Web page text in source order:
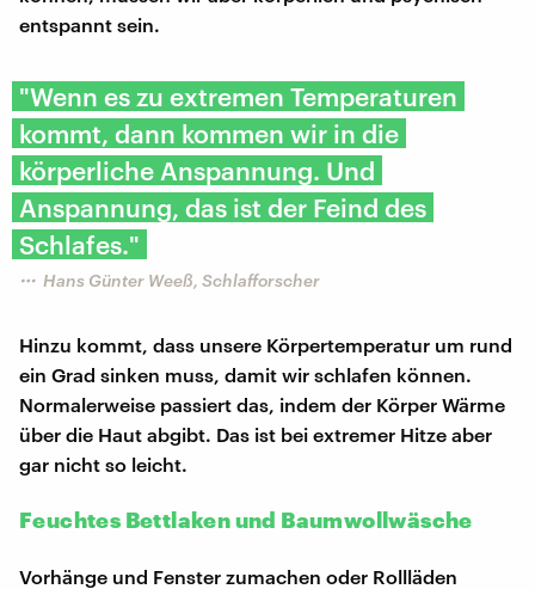
entspannt sein.
"Wenn es zu extremen Temperaturen
kommt, dann kommen wir in die
körperliche Anspannung. Und
Anspannung, das ist der Feind des
Schlafes."
Hans Günter Weeß, Schlafforscher
Hinzu kommt, dass unsere Körpertemperatur um rund
ein Grad sinken muss, damit wir schlafen können.
Normalerweise passiert das, indem der Körper Wärme
über die Haut abgibt. Das ist bei extremer Hitze aber
gar nicht so leicht.
Feuchtes Bettlaken und Baumwollwäsche
Vorhänge und Fenster zumachen oder Rollläden